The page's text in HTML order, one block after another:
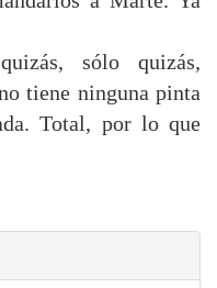
sólo quizás,
tiene ninguna pinta
Total, por lo que